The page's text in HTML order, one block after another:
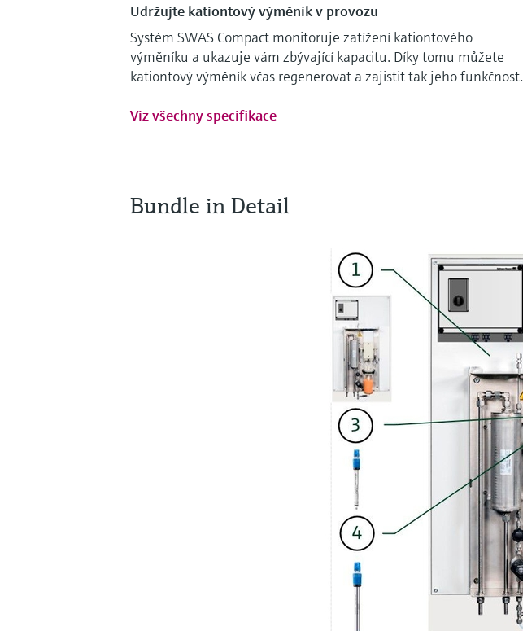
Udržujte kationtový výměník v provozu
Systém SWAS Compact monitoruje zatížení kationtového
výměníku a ukazuje vám zbývající kapacitu. Díky tomu můžete
kationtový výměník včas regenerovat a zajistit tak jeho funkčnost.
Viz všechny specifikace
Bundle in Detail